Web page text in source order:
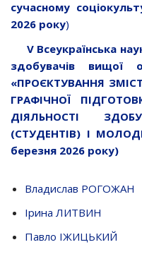
сучасному
2026 року)
V Всеукраїнська
здобувачів вищої
«ПРОЄКТУВАННЯ
ГРАФІЧНОЇ
ДІЯЛЬНОСТІ
(СТУДЕНТІВ) І
березня 2026 року)
Владислав РОГОЖАН
Ірина ЛИТВИН
Павло ІЖИЦЬКИЙ